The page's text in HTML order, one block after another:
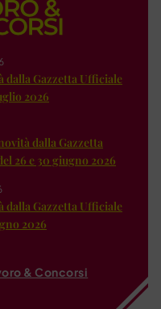
dalla Gazzetta Ufficiale
2026
dalla Gazzetta
26 e 30 giugno 2026
dalla Gazzetta Ufficiale
2026
& Concorsi